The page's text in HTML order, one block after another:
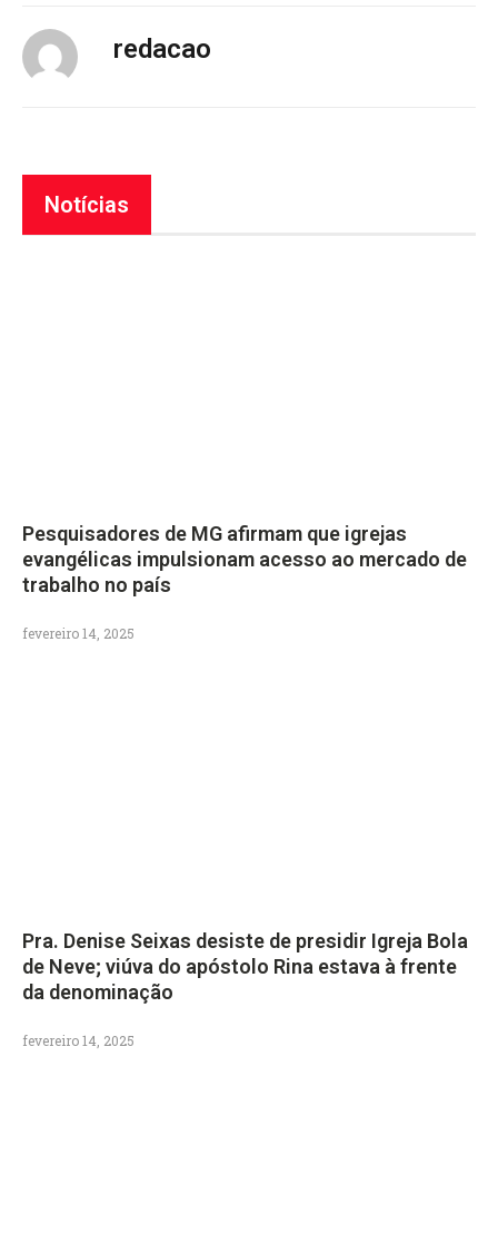
redacao
Notícias
Pesquisadores de MG afirmam que igrejas
evangélicas impulsionam acesso ao mercado de
trabalho no país
fevereiro 14, 2025
Pra. Denise Seixas desiste de presidir Igreja Bola
de Neve; viúva do apóstolo Rina estava à frente
da denominação
fevereiro 14, 2025